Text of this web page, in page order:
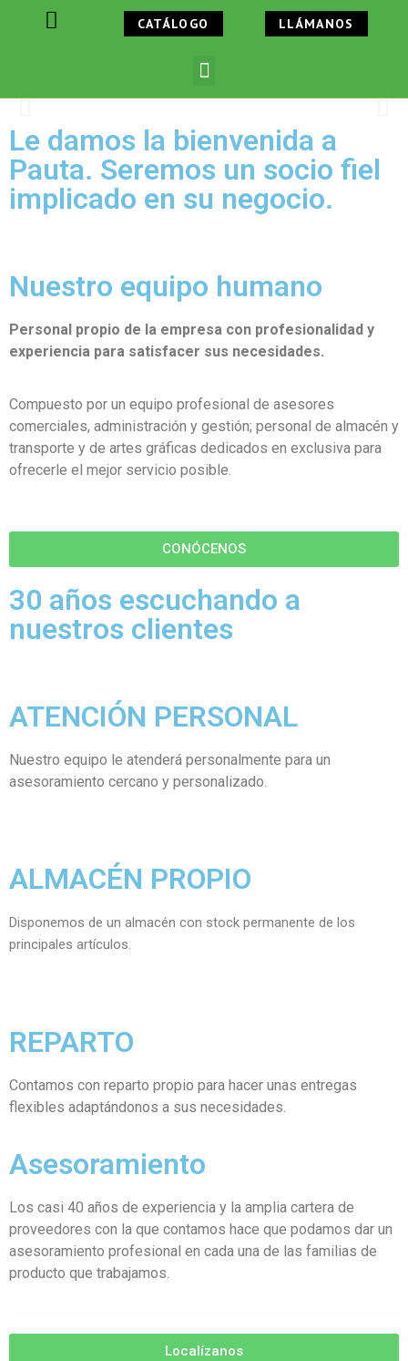
LLÁMANOS
916733615
CATÁLOGO
Le damos la bienvenida a
Pauta. Seremos un socio fiel
implicado en su negocio.
Nuestro equipo humano
Personal propio de la empresa con profesionalidad y
experiencia para satisfacer sus necesidades.
Compuesto por un equipo profesional de asesores
comerciales, administración y gestión; personal de almacén y
transporte y de artes gráficas dedicados en exclusiva para
ofrecerle el mejor servicio posible.
CONÓCENOS
30 años escuchando a
nuestros clientes
ATENCIÓN PERSONAL
Nuestro equipo le atenderá personalmente para un
asesoramiento cercano y personalizado.
ALMACÉN PROPIO
Disponemos de un almacén con stock permanente de los
principales artículos.
REPARTO
Contamos con reparto propio para hacer unas entregas
flexibles adaptándonos a sus necesidades.
Asesoramiento
Los casi 40 años de experiencia y la amplia cartera de
proveedores con la que contamos hace que podamos dar un
asesoramiento profesional en cada una de las familias de
producto que trabajamos.
Localízanos